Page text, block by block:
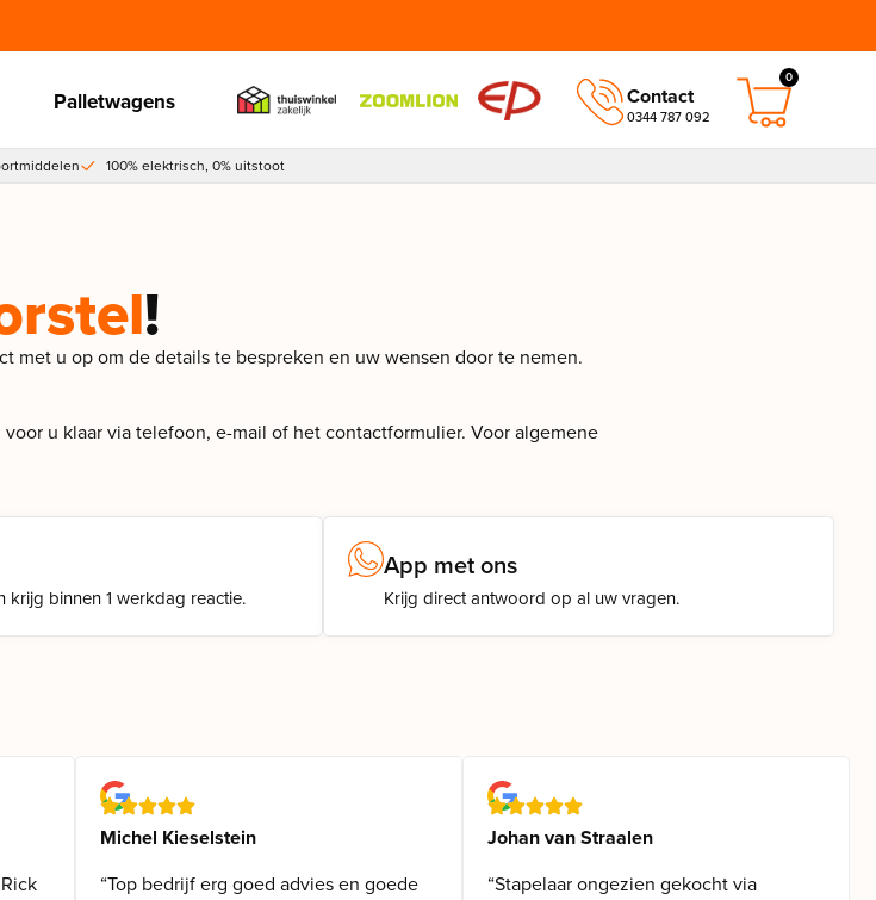
Palletwagens Contact
0344 787 092
0
100% elektrisch, 0% uitstoot
!
u op om de details te bespreken en uw wensen door te nemen.
u klaar via telefoon, e-mail of het contactformulier. Voor algemene
krijg binnen 1 werkdag reactie.
App met ons
Krijg direct antwoord op al uw vragen.
Michel Kieselstein
“Top bedrijf erg goed advies en goede
Johan van Straalen
“Stapelaar ongezien gekocht via